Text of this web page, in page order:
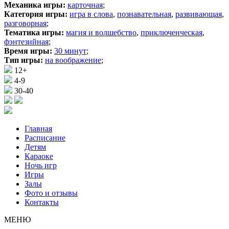
Механика игры: карточная;
Категория игры: игра в слова, познавательная, развивающая,
разговорная;
Тематика игры: магия и волшебство, приключенческая,
фэнтезийная;
Время игры: 30 минут;
Тип игры: на воображение;
12+
4-9
30-40
Главная
Расписание
Детям
Караоке
Ночь игр
Игры
Залы
Фото и отзывы
Контакты
МЕНЮ